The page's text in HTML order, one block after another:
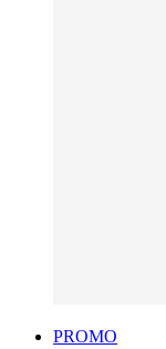
PROMO